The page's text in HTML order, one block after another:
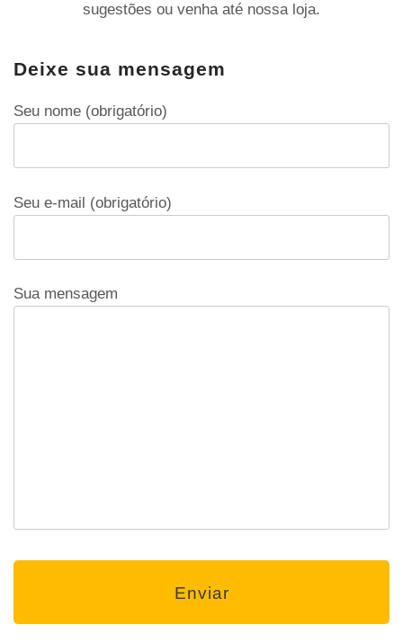
sugestões ou venha até nossa loja.
Deixe sua mensagem
Seu nome (obrigatório)
Seu e-mail (obrigatório)
Sua mensagem